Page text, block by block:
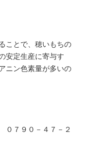
ことで、穂いもちの
安定生産に寄与す
ニン色素量が多いの
７９０－４７－２